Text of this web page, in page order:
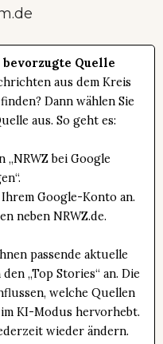
bevorzugte Quelle
aus dem Kreis
Dann wählen Sie
aus. So geht es:
„NRWZ bei Google
Google-Konto an.
neben NRWZ.de.
passende aktuelle
„Top Stories“ an. Die
welche Quellen
KI-Modus hervorhebt.
wieder ändern.